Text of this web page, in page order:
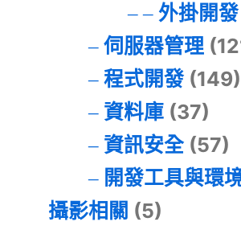
外掛開發
伺服器管理
程式開發(149)
資料庫(37)
資訊安全(57)
開發工具與環
攝影相關 (5)